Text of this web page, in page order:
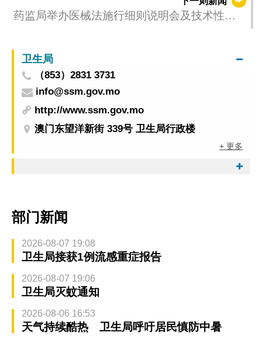
药监局举办医械法施行细则说明会及技术性指
卫生局
（853）2831 3731
info@ssm.gov.mo
http://www.ssm.gov.mo
澳门东望洋新街 339号 卫生局行政楼
+ 更多
部门新闻
2026-08-07 19:08
卫生局接获1例流感重症报告
2026-08-07 19:06
卫生局灭蚊通知
2026-08-06 16:53
天气持续酷热 卫生局呼吁居民慎防中暑